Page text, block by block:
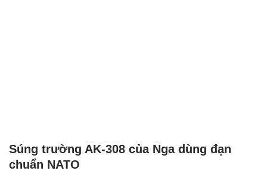
Súng trường AK-308 của Nga dùng đạn
chuẩn NATO